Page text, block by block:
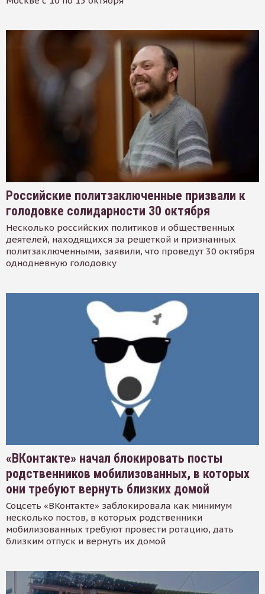
Российские политзаключенные призвали к
голодовке солидарности 30 октября
Несколько российских политиков и общественных
деятелей, находящихся за решеткой и признанных
политзаключенными, заявили, что проведут 30 октября
однодневную голодовку
«ВКонтакте» начал блокировать посты
родственников мобилизованных, в которых
они требуют вернуть близких домой
Соцсеть «ВКонтакте» заблокировала как минимум
несколько постов, в которых родственники
мобилизованных требуют провести ротацию, дать
близким отпуск и вернуть их домой